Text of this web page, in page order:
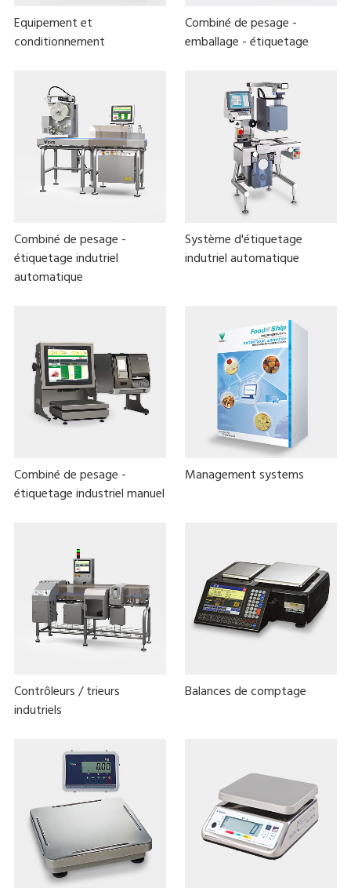
Equipement et
conditionnement
Combiné de pesage -
emballage - étiquetage
Combiné de pesage -
étiquetage indutriel
automatique
Système d'étiquetage
indutriel automatique
Combiné de pesage -
étiquetage industriel manuel
Management systems
Contrôleurs / trieurs
indutriels
Balances de comptage